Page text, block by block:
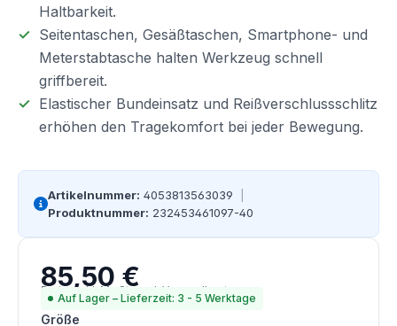
Haltbarkeit.
Seitentaschen, Gesäßtaschen, Smartphone- und
Meterstabtasche halten Werkzeug schnell
griffbereit.
Elastischer Bundeinsatz und Reißverschlussschlitz
erhöhen den Tragekomfort bei jeder Bewegung.
Artikelnummer: 4053813563039
Produktnummer: 232453461097-40
Regulärer Preis:
85,50 €
Preise inkl. MwSt. zzgl. Versandkosten
Auf Lager – Lieferzeit: 3 - 5 Werktage
Größe